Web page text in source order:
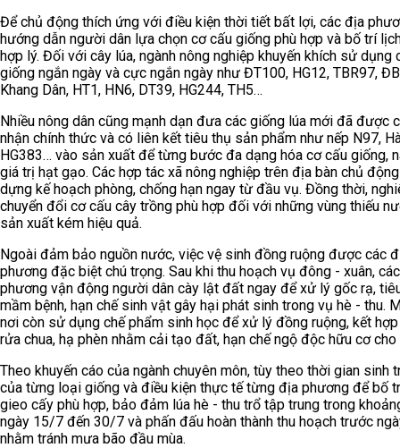
Để chủ động thích ứng với điều kiện thời tiết bất lợi, các địa
hướng dẫn người dân lựa chọn cơ cấu giống phù hợp và bố trí
hợp lý. Đối với cây lúa, ngành nông nghiệp khuyến khích sử dụng
giống ngắn ngày và cực ngắn ngày như ĐT100, HG12, TBR97,
Khang Dân, HT1, HN6, DT39, HG244, TH5…
Nhiều nông dân cũng mạnh dạn đưa các giống lúa mới đã được
nhận chính thức và có liên kết tiêu thụ sản phẩm như nếp N97,
HG383… vào sản xuất để từng bước đa dạng hóa cơ cấu giống,
giá trị hạt gạo. Các hợp tác xã nông nghiệp trên địa bàn chủ
dựng kế hoạch phòng, chống hạn ngay từ đầu vụ. Đồng thời,
chuyển đổi cơ cấu cây trồng phù hợp đối với những vùng thiếu
sản xuất kém hiệu quả.
Ngoài đảm bảo nguồn nước, việc vệ sinh đồng ruộng được các
phương đặc biệt chú trọng. Sau khi thu hoạch vụ đông - xuân,
phương vận động người dân cày lật đất ngay để xử lý gốc rạ,
mầm bệnh, hạn chế sinh vật gây hại phát sinh trong vụ hè - thu.
nơi còn sử dụng chế phẩm sinh học để xử lý đồng ruộng, kết
rửa chua, hạ phèn nhằm cải tạo đất, hạn chế ngộ độc hữu cơ cho
Theo khuyến cáo của ngành chuyên môn, tùy theo thời gian sinh
của từng loại giống và điều kiện thực tế từng địa phương để bố
gieo cấy phù hợp, bảo đảm lúa hè - thu trổ tập trung trong
ngày 15/7 đến 30/7 và phấn đấu hoàn thành thu hoạch trước
nhằm tránh mưa bão đầu mùa.